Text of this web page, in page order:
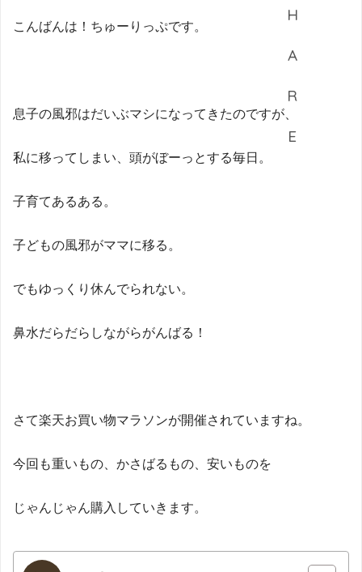
こんばんは！ちゅーりっぷです。
息子の風邪はだいぶマシになってきたのですが、
私に移ってしまい、頭がぼーっとする毎日。
子育てあるある。
子どもの風邪がママに移る。
でもゆっくり休んでられない。
鼻水だらだらしながらがんばる！
さて楽天お買い物マラソンが開催されていますね。
今回も重いもの、かさばるもの、安いものを
じゃんじゃん購入していきます。